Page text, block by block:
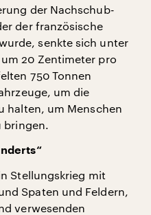
der Nachschub-
der französische
senkte sich unter
20 Zentimeter pro
750 Tonnen
um die
halten, um Menschen
bringen.
Stellungskrieg mit
Spaten und Feldern,
verwesenden